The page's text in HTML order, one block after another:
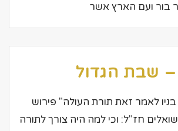
בור ועם הארץ אשר
שבת הגדול
לאמר זאת תורת העולה" פירוש
שואלים חז"ל: וכי למה היה צורך לתורה